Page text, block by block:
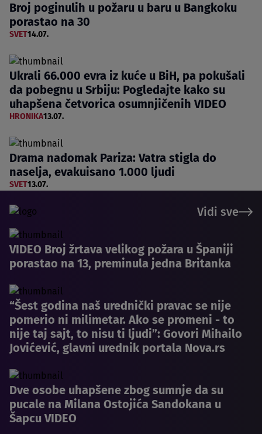
Broj poginulih u požaru u baru u Bangkoku
porastao na 30
SVET14.07.
Ukrali 66.000 evra iz kuće u BiH, pa pokušali
da pobegnu u Srbiju: Pogledajte kako su
uhapšena četvorica osumnjičenih VIDEO
HRONIKA13.07.
Drama nadomak Pariza: Vatra stigla do
naselja, evakuisano 1.000 ljudi
SVET13.07.
Vidi sve
VIDEO Broj žrtava velikog požara u Španiji
porastao na 13, preminula jedna Britanka
“Šest godina naš urednički pravac se nije
pomerio ni milimetar. Ako se promeni - to
nije taj sajt, to nisu ti ljudi”: Govori Mihailo
Jovićević, glavni urednik portala Nova.rs
Dve osobe uhapšene zbog sumnje da su
pucale na Milana Ostojića Sandokana u
Šapcu VIDEO